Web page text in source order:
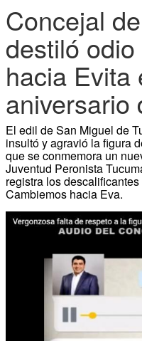
Concejal
destiló
hacia Evita
aniversario
El edil de San Miguel de
insultó y agravió la figura
que se conmemora un
Juventud Peronista
registra los
Cambiemos hacia Eva.